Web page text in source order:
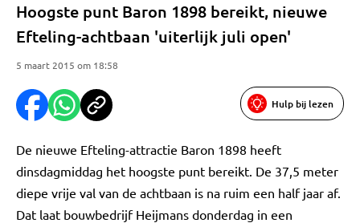
Hoogste punt Baron 1898 bereikt, nieuwe
Efteling-achtbaan 'uiterlijk juli open'
5 maart 2015 om 18:58
Hulp bij lezen
De nieuwe Efteling-attractie Baron 1898 heeft
dinsdagmiddag het hoogste punt bereikt. De 37,5 meter
diepe vrije val van de achtbaan is na ruim een half jaar af.
Dat laat bouwbedrijf Heijmans donderdag in een